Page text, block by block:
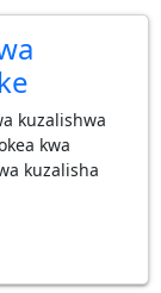
kuzalishwa
kwa
kuzalisha